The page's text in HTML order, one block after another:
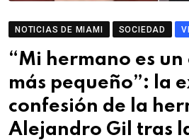
NOTICIAS DE MIAMI SOCIEDAD
“Mi hermano es
más pequeño”: la
confesión de la
Alejandro Gil tras